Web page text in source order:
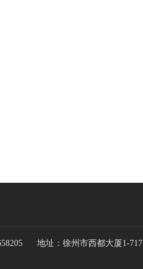
地址：徐州市西都大厦1-717